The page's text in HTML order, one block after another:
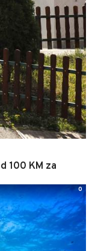
100 KM za
0